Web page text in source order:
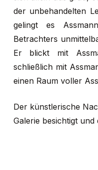
der unbehandelten
gelingt es
Betrachters
Er blickt mit
schließlich mit
einen Raum voller
Der künstlerische
Galerie besichtigt